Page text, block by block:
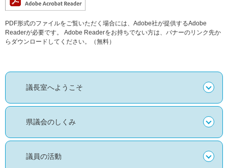
PDF形式のファイルをご覧いただく場合には、Adobe社が提供するAdobe
Readerが必要です。
Adobe Readerをお持ちでない方は、バナーのリンク先か
らダウンロードしてください。（無料）
議長室へようこそ
県議会のしくみ
議員の活動